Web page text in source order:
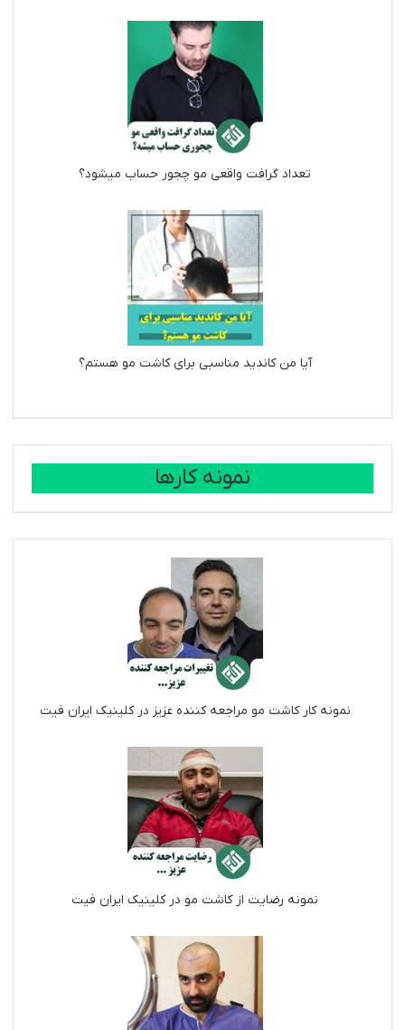
تعداد گرافت واقعی مو چجور حساب میشود؟
آیا من کاندید مناسبی برای کاشت مو هستم؟
نمونه کارها
نمونه کار کاشت مو مراجعه کننده عزیز در کلینیک ایران فیت
نمونه رضایت از کاشت مو در کلینیک ایران فیت